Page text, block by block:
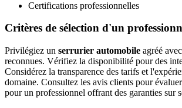
Certifications professionnelles
Critères de sélection d'un
Privilégiez un serrurier automobile agréé
reconnues. Vérifiez la disponibilité pour des
Considérez la transparence des tarifs et
domaine. Consultez les avis clients pour
pour un professionnel offrant des garanties sur